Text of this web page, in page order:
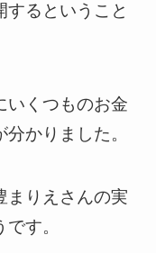
するということ
いくつものお金
かりました。
まりえさんの実
す。